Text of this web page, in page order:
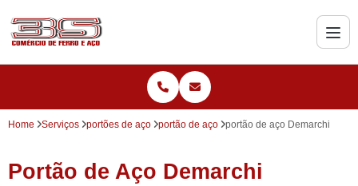
Home Serviços portões de aço portão de aço portão de aço Demarchi
Portão de Aço Demarchi